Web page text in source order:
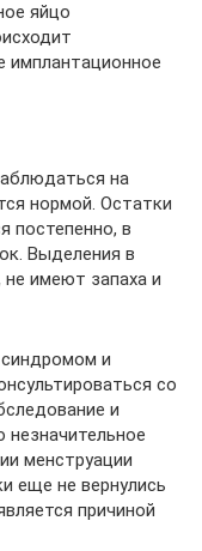
яйцо
имплантационное
на
нормой. Остатки
постепенно, в
Выделения в
имеют запаха и
и
со
и
незначительное
менструации
еще не вернулись
причиной